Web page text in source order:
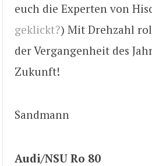
euch die Experten von
geklickt?) Mit Drehzahl
der Vergangenheit des
Zukunft!
Sandmann
Audi/NSU Ro 80